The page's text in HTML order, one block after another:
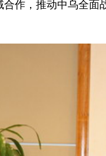
作，推动中乌全面